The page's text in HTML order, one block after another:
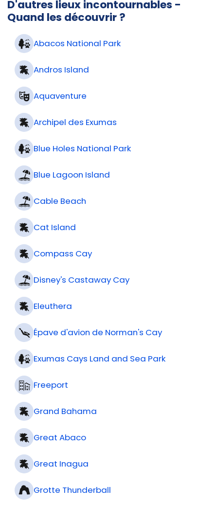
D'autres lieux incontournables -
Quand les découvrir ?
Abacos National Park
Andros Island
Aquaventure
Archipel des Exumas
Blue Holes National Park
Blue Lagoon Island
Cable Beach
Cat Island
Compass Cay
Disney's Castaway Cay
Eleuthera
Épave d'avion de Norman's Cay
Exumas Cays Land and Sea Park
Freeport
Grand Bahama
Great Abaco
Great Inagua
Grotte Thunderball